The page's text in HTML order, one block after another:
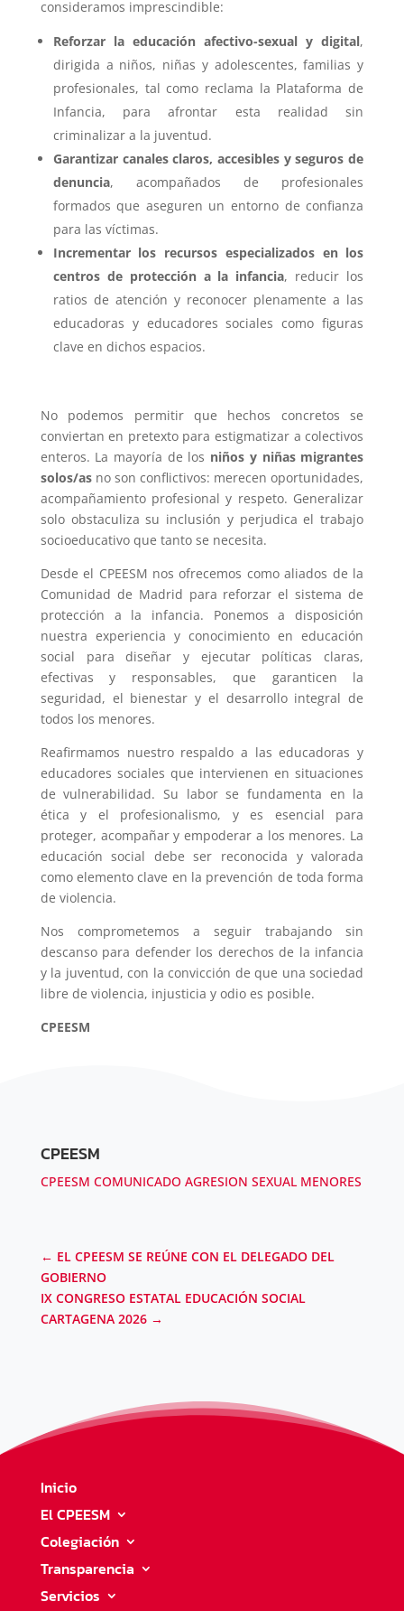
consideramos imprescindible:
Reforzar la educación afectivo-sexual y digital,
dirigida a niños, niñas y adolescentes, familias y
profesionales, tal como reclama la Plataforma de
Infancia, para afrontar esta realidad sin
criminalizar a la juventud.
Garantizar canales claros, accesibles y seguros de
denuncia, acompañados de profesionales
formados que aseguren un entorno de confianza
para las víctimas.
Incrementar los recursos especializados en los
centros de protección a la infancia, reducir los
ratios de atención y reconocer plenamente a las
educadoras y educadores sociales como figuras
clave en dichos espacios.
No podemos permitir que hechos concretos se
conviertan en pretexto para estigmatizar a colectivos
enteros. La mayoría de los niños y niñas migrantes
solos/asno son conflictivos: merecen oportunidades,
acompañamiento profesional y respeto. Generalizar
solo obstaculiza su inclusión y perjudica el trabajo
socioeducativo que tanto se necesita.
Desde el CPEESM nos ofrecemos como aliados de la
Comunidad de Madrid para reforzar el sistema de
protección a la infancia. Ponemos a disposición
nuestra experiencia y conocimiento en educación
social para diseñar y ejecutar políticas claras,
efectivas y responsables, que garanticen la
seguridad, el bienestar y el desarrollo integral de
todos los menores.
Reafirmamos nuestro respaldo a las educadoras y
educadores sociales que intervienen en situaciones
de vulnerabilidad. Su labor se fundamenta en la
ética y el profesionalismo, y es esencial para
proteger, acompañar y empoderar a los menores. La
educación social debe ser reconocida y valorada
como elemento clave en la prevención de toda forma
de violencia.
Nos comprometemos a seguir trabajando sin
descanso para defender los derechos de la infancia
y la juventud, con la convicción de que una sociedad
libre de violencia, injusticia y odio es posible.
CPEESM
CPEESM
CPEESM COMUNICADO AGRESION SEXUAL MENORES
← EL CPEESM SE REÚNE CON EL DELEGADO DEL
GOBIERNO
IX CONGRESO ESTATAL EDUCACIÓN SOCIAL
CARTAGENA 2026→
Inicio
El CPEESM
Colegiación
Transparencia
Servicios